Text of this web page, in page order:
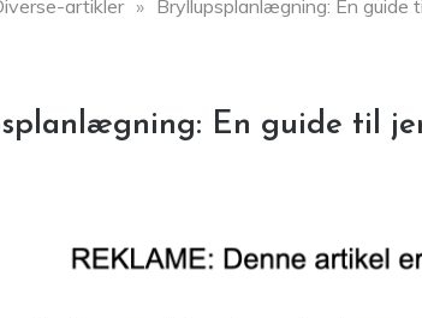
artikler » Bryllupsplanlægning: En guide
En guide til